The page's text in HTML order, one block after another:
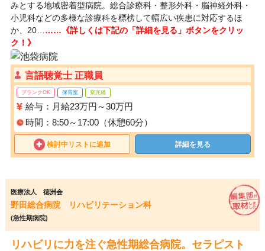
みとする地域密着型病院。総合診療科・整形外科・脳神経外科・
小児科などの多様な診療科を標榜して幅広い疾患に対応するほ
か、20… ……《詳しくは下記の「詳細を見る」ボタンをクリッ
ク！》
言語聴覚士 正職員
ブランクOK 保育室 寮完備
給与：月給23万円～30万円
時間：8:50～17:00（休憩60分）
検討中リストに追加 詳細を見る
医療法人 徳洲会
野田総合病院 リハビリテーション科
(急性期病院)
リハビリに力を注ぐ急性期総合病院。セラピスト